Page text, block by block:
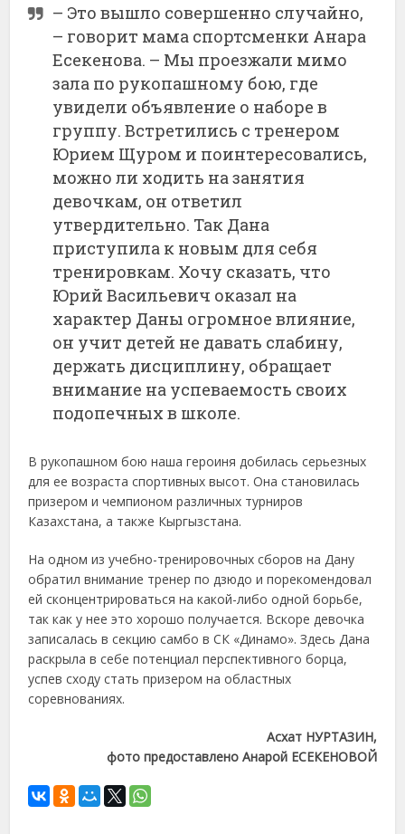
– Это вышло совершенно случайно,
– говорит мама спортсменки Анара
Есекенова. – Мы проезжали мимо
зала по рукопашному бою, где
увидели объявление о наборе в
группу. Встретились с тренером
Юрием Щуром и поинтересовались,
можно ли ходить на занятия
девочкам, он ответил
утвердительно. Так Дана
приступила к новым для себя
тренировкам. Хочу сказать, что
Юрий Васильевич оказал на
характер Даны огромное влияние,
он учит детей не давать слабину,
держать дисциплину, обращает
внимание на успеваемость своих
подопечных в школе.
В рукопашном бою наша героиня добилась серьезных
для ее возраста спортивных высот. Она становилась
призером и чемпионом различных турниров
Казахстана, а также Кыргызстана.
На одном из учебно-тренировочных сборов на Дану
обратил внимание тренер по дзюдо и порекомендовал
ей сконцентрироваться на какой-либо одной борьбе,
так как у нее это хорошо получается. Вскоре девочка
записалась в секцию самбо в СК «Динамо». Здесь Дана
раскрыла в себе потенциал перспективного борца,
успев сходу стать призером на областных
соревнованиях.
Асхат НУРТАЗИН,
фото предоставлено Анарой ЕСЕКЕНОВОЙ